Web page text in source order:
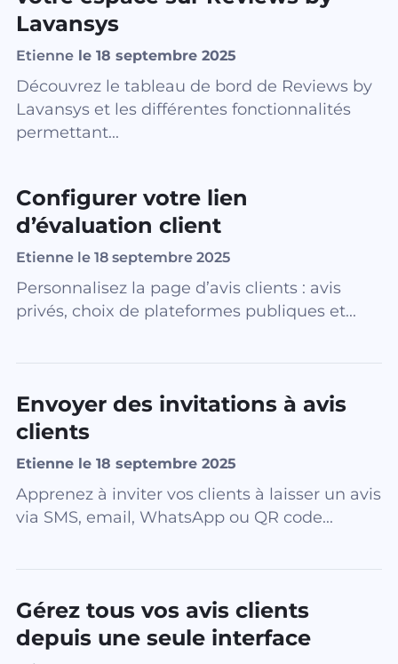
Lavansys
Etienne le 18 septembre 2025
Découvrez le tableau de bord de Reviews by
Lavansys et les différentes fonctionnalités
permettant...
Configurer votre lien
d’évaluation client
Etienne le 18 septembre 2025
Personnalisez la page d’avis clients : avis
privés, choix de plateformes publiques et...
Envoyer des invitations à avis
clients
Etienne le 18 septembre 2025
Apprenez à inviter vos clients à laisser un avis
via SMS, email, WhatsApp ou QR code...
Gérez tous vos avis clients
depuis une seule interface